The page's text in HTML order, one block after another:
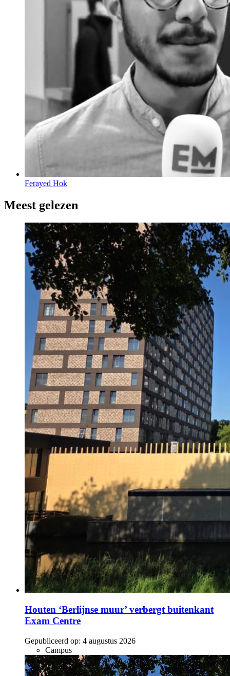
Ferayed Hok
Meest gelezen
Houten ‘Berlijnse muur’ verbergt buitenkant
Exam Centre
Gepubliceerd op: 4 augustus 2026
Campus